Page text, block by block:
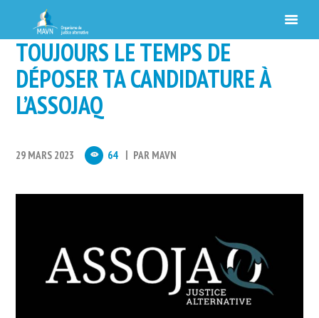
TOUJOURS LE TEMPS DE
DÉPOSER TA CANDIDATURE À
L’ASSOJAQ
29 MARS 2023 64 PAR MAVN